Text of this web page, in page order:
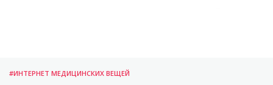
#ИНТЕРНЕТ МЕДИЦИНСКИХ ВЕЩЕЙ